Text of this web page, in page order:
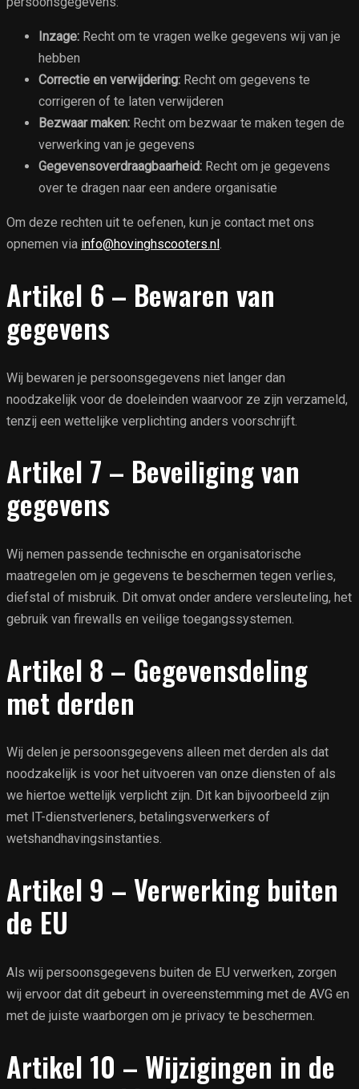
Inzage: Recht om te vragen welke gegevens wij van je
hebben
Correctie en verwijdering: Recht om gegevens te
corrigeren of te laten verwijderen
Bezwaar maken: Recht om bezwaar te maken tegen de
verwerking van je gegevens
Gegevensoverdraagbaarheid: Recht om je gegevens
over te dragen naar een andere organisatie
Om deze rechten uit te oefenen, kun je contact met ons
opnemen via info@hovinghscooters.nl.
Artikel 6 – Bewaren van
gegevens
Wij bewaren je persoonsgegevens niet langer dan
noodzakelijk voor de doeleinden waarvoor ze zijn verzameld,
tenzij een wettelijke verplichting anders voorschrijft.
Artikel 7 – Beveiliging van
gegevens
Wij nemen passende technische en organisatorische
maatregelen om je gegevens te beschermen tegen verlies,
diefstal of misbruik. Dit omvat onder andere versleuteling, het
gebruik van firewalls en veilige toegangssystemen.
Artikel 8 – Gegevensdeling
met derden
Wij delen je persoonsgegevens alleen met derden als dat
noodzakelijk is voor het uitvoeren van onze diensten of als
we hiertoe wettelijk verplicht zijn. Dit kan bijvoorbeeld zijn
met IT-dienstverleners, betalingsverwerkers of
wetshandhavingsinstanties.
Artikel 9 – Verwerking buiten
de EU
Als wij persoonsgegevens buiten de EU verwerken, zorgen
wij ervoor dat dit gebeurt in overeenstemming met de AVG en
met de juiste waarborgen om je privacy te beschermen.
Artikel 10 – Wijzigingen in de